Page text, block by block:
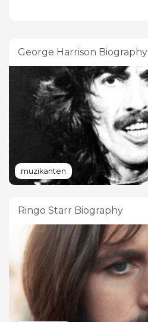
George Harrison Biography
muzikanten
Ringo Starr Biography